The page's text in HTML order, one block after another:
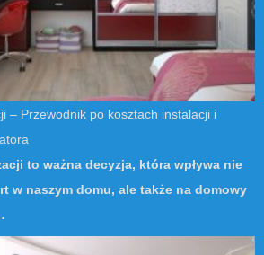
– Przewodnik po kosztach instalacji i
to ważna decyzja, która wpływa nie
w naszym domu, ale także na domowy